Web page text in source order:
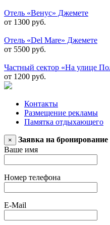
Отель «Венус» Джемете
от 1300 руб.
Отель «Del Mare» Джемете
от 5500 руб.
Частный сектор «На улице
от 1200 руб.
Контакты
Размещение рекламы
Памятка отдыхающего
×
Заявка на бронирование
Ваше имя
Номер телефона
E-Mail